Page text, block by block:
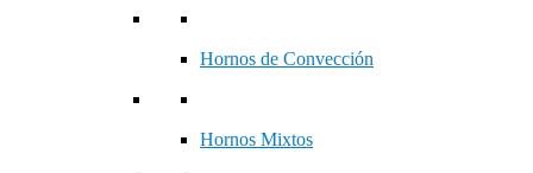
Hornos de Convección
Hornos Mixtos